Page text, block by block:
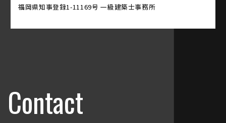
福岡県知事登録1-11169号 一級建築士事務所
Contact